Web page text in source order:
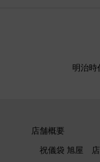
明治時
店舗概要
祝儀袋 旭屋